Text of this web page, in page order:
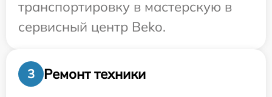
транспортировку в мастерскую в
сервисный центр Beko.
3
Ремонт техники